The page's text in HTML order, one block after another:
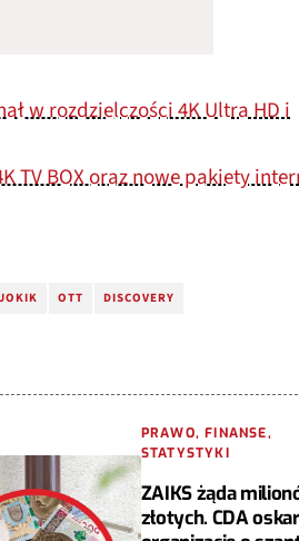
w rozdzielczości 4K Ultra HD i
TV BOX oraz nowe pakiety
OTT DISCOVERY
PRAWO, FINANSE,
STATYSTYKI
ZAIKS żąda
złotych. CDA